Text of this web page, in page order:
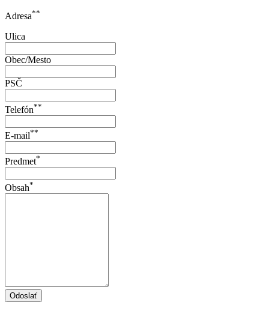
Adresa**
Ulica
Obec/Mesto
PSČ
Telefón**
E-mail**
Predmet*
Obsah*
Odoslať